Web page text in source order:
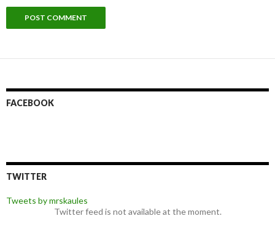
FACEBOOK
TWITTER
Tweets by mrskaules
Twitter feed is not available at the moment.